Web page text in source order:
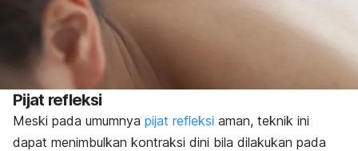
Pijat refleksi
Meski pada umumnya pijat refleksi aman, teknik ini
dapat menimbulkan kontraksi dini bila dilakukan pada